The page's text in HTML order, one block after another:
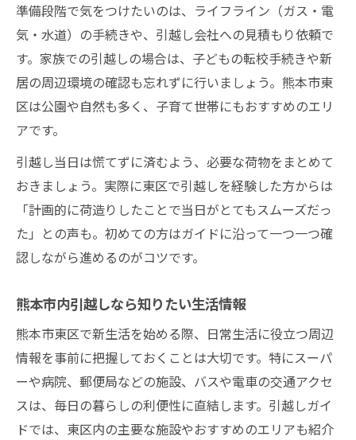
同じ市内引越しで注意すべきチェック点
安心できる引越しの進め方と手続き案内
引越しで役立つ熊本市の手続き情報
引っ越しオンライン手続きのポイント
家族で引越しする際の安心準備ガイド
新居で始める暮らしに必要な手続き紹介
熊本市東区で人気の引越しポイント紹介
引越し先で人気の東区エリア最新情報
住みやすさで選ぶ引越し人気ポイント
自然と利便性が調和する東区の魅力
引越しガイドで知る人気施設と周辺環境
子育て世代に東区で最適な引越しガイド
引越しで叶える子育てしやすい東区生活
教育施設充実の東区引越しポイント解説
準備段階で気をつけたいのは、ライフライン（ガス・電
気・水道）の手続きや、引越し会社への見積もり依頼で
す。家族での引越しの場合は、子どもの転校手続きや新
居の周辺環境の確認も忘れずに行いましょう。熊本市東
区は公園や自然も多く、子育て世帯にもおすすめのエリ
アです。
引越し当日は慌てずに済むよう、必要な荷物をまとめて
おきましょう。実際に東区で引越しを経験した方からは
「計画的に荷造りしたことで当日がとてもスムーズだっ
た」との声も。初めての方はガイドに沿って一つ一つ確
認しながら進めるのがコツです。
熊本市内引越しなら知りたい生活情報
熊本市東区で新生活を始める際、日常生活に役立つ周辺
情報を事前に把握しておくことは大切です。特にスーパ
ーや病院、郵便局などの施設、バスや電車の交通アクセ
スは、毎日の暮らしの利便性に直結します。引越しガイ
ドでは、東区内の主要な施設やおすすめのエリアも紹介